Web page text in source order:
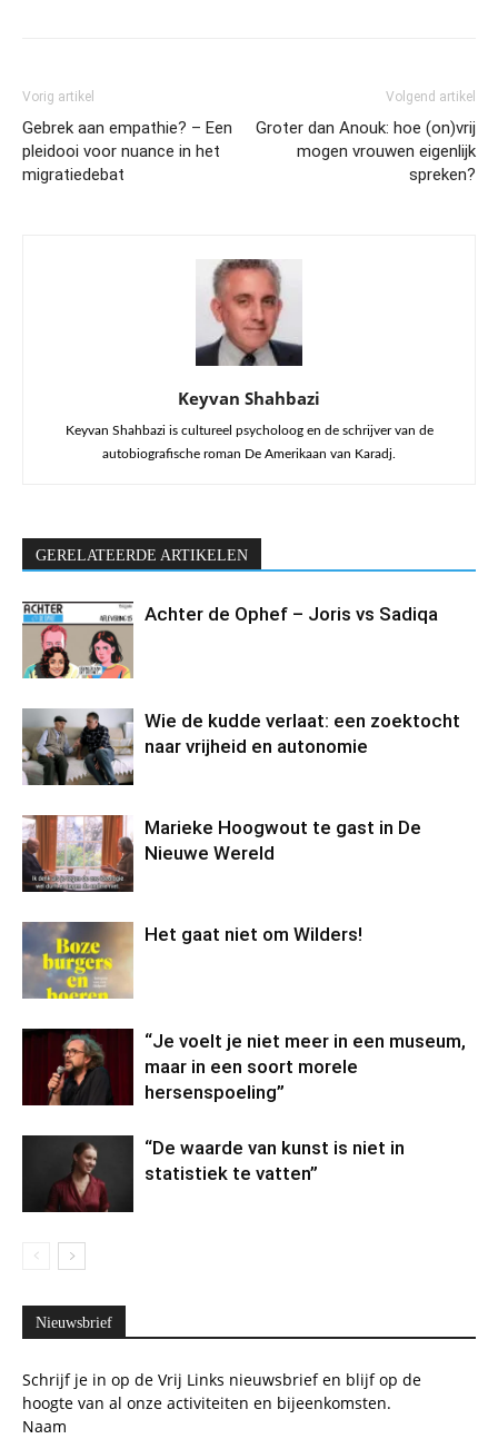
Vorig artikel
Gebrek aan empathie? – Een
pleidooi voor nuance in het
migratiedebat
Volgend artikel
Groter dan Anouk: hoe (on)vrij
mogen vrouwen eigenlijk
spreken?
Keyvan Shahbazi
Keyvan Shahbazi is cultureel psycholoog en de schrijver van de
autobiografische roman De Amerikaan van Karadj.
GERELATEERDE ARTIKELEN
Achter de Ophef – Joris vs Sadiqa
Wie de kudde verlaat: een zoektocht
naar vrijheid en autonomie
Marieke Hoogwout te gast in De
Nieuwe Wereld
Het gaat niet om Wilders!
“Je voelt je niet meer in een museum,
maar in een soort morele
hersenspoeling”
“De waarde van kunst is niet in
statistiek te vatten”
Nieuwsbrief
Schrijf je in op de Vrij Links nieuwsbrief en blijf op de
hoogte van al onze activiteiten en bijeenkomsten.
Naam